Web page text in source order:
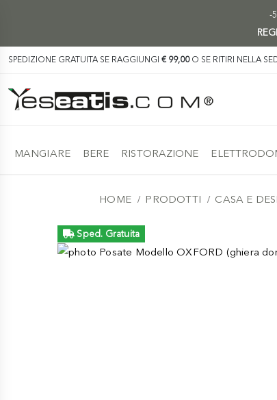
-
SPEDIZIONE GRATUITA SE RAGGIUNGI € 99,00O SE RITIRI NELLA
MANGIARE BERE RISTORAZIONE
HOME PRODOTTI CASA E
Sped. Gratuita